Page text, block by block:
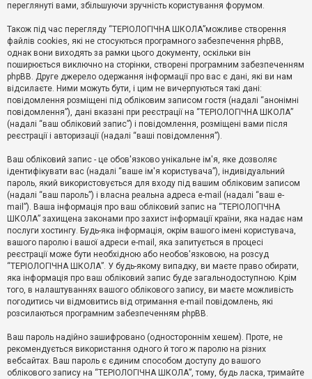
о
і
д
е
й
А
т
и
в
е
м
и
П
о
ш
у
Д
о
м
о
г
переглянуті вами, збільшуючи зручність користування форумом.
Також під час перегляду “ТЕРІОЛОГІЧНА ШКОЛА”можливе створення
файлів cookies, які не стосуються програмного забезпечення phpBB,
однак вони виходять за рамки цього документу, оскільки він
поширюється виключно на сторінки, створені програмним забезпеченням
phpBB. Друге джерело одержання інформації про вас є дані, які ви нам
відсилаєте. Ними можуть бути, і цим не вичерпуються такі дані:
повідомлення розміщені під обліковим записом гостя (надалі “анонімні
повідомлення”), дані вказані при реєстрації на “ТЕРІОЛОГІЧНА ШКОЛА”
(надалі “ваш обліковий запис”) і повідомлення, розміщені вами після
реєстрації і авторизації (надалі “ваші повідомлення”).
Ваш обліковий запис - це обов'язково унікальне ім'я, яке дозволяє
ідентифікувати вас (надалі “ваше ім'я користувача”), індивідуальний
пароль, який використовується для входу під вашим обліковим записом
(надалі “ваш пароль”) і власна реальна адреса e-mail (надалі “ваш e-
mail”). Ваша інформація про ваш обліковий запис на “ТЕРІОЛОГІЧНА
ШКОЛА” захищена законами про захист інформації країни, яка надає нам
послуги хостингу. Будь-яка інформація, окрім вашого імені користувача,
вашого паролю і вашої адреси e-mail, яка запитується в процесі
реєстрації може бути необхідною або необов'язковою, на розсуд
“ТЕРІОЛОГІЧНА ШКОЛА”. У будь-якому випадку, ви маєте право обирати,
яка інформація про ваш обліковий запис буде загальнодоступною. Крім
того, в налаштуваннях вашого облікового запису, ви маєте можливість
погодитись чи відмовитись від отримання e-mail повідомлень, які
розсилаються програмним забезпеченням phpBB.
Ваш пароль надійно зашифровано (одностороннім хешем). Проте, не
рекомендується використання одного й того ж паролю на різних
вебсайтах. Ваш пароль є єдиним способом доступу до вашого
облікового запису на “ТЕРІОЛОГІЧНА ШКОЛА”, тому, будь ласка, тримайте